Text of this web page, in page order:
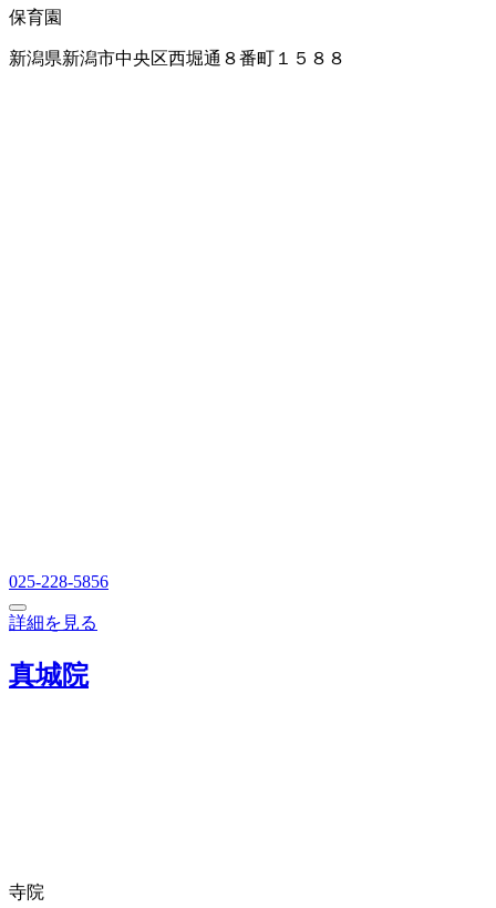
保育園
新潟県新潟市中央区西堀通８番町１５８８
025-228-5856
詳細を見る
真城院
寺院